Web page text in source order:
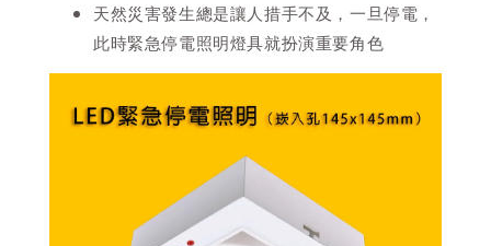
天然災害發生總是讓人措手不及，一旦停電，
此時緊急停電照明燈具就扮演重要角色